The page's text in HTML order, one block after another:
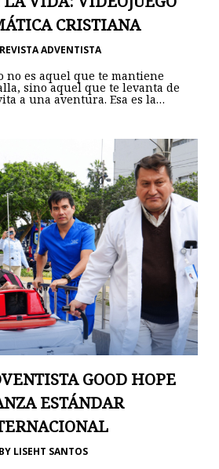
CRISTIANA
REVISTA ADVENTISTA
no es aquel que te mantiene
sino aquel que te levanta de
a una aventura. Esa es la…
GOOD HOPE
ESTÁNDAR
BY LISEHT SANTOS